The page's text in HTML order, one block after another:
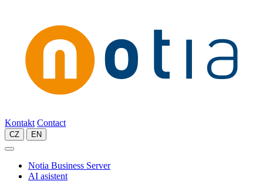
Kontakt Contact
CZ EN
Notia Business Server
AI asistent